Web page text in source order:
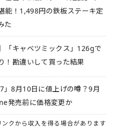
能！1,498円の鉄板ステーキ定
た
「キャベツミックス」126gで
！勘違いして買った結果
」8月10日に値上げの噂？9月
発売前に価格変更か
ンクから収入を得る場合があります